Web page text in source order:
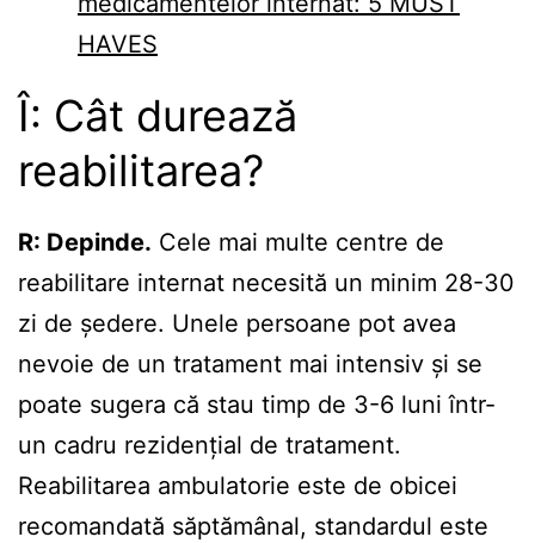
HAVES
Î: Cât durează
reabilitarea?
R: Depinde. Cele mai multe centre de
reabilitare internat necesită un minim 28-30
zi de ședere. Unele persoane pot avea
nevoie de un tratament mai intensiv și se
poate sugera că stau timp de 3-6 luni într-
un cadru rezidențial de tratament.
Reabilitarea ambulatorie este de obicei
recomandată săptămânal, standardul este